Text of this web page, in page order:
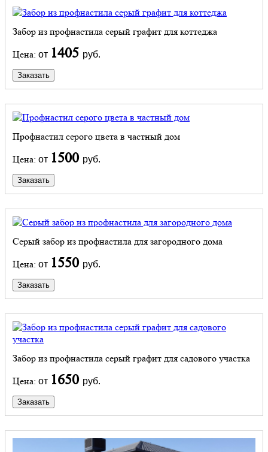
Забор из профнастила серый графит для коттеджа
Цена: от 1405 руб.
Заказать
Профнастил серого цвета в частный дом
Цена: от 1500 руб.
Заказать
Серый забор из профнастила для загородного дома
Цена: от 1550 руб.
Заказать
Забор из профнастила серый графит для садового участка
Цена: от 1650 руб.
Заказать